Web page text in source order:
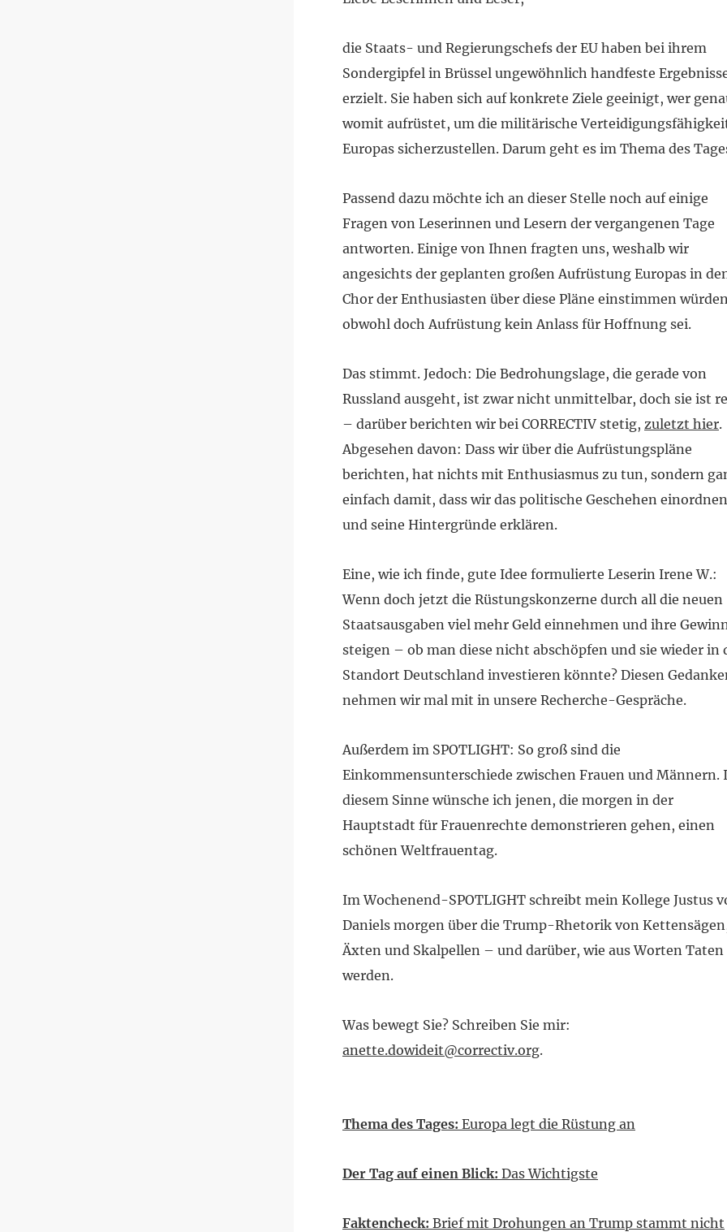
die Staats- und Regierungschefs der EU haben bei ihrem
Sondergipfel in Brüssel ungewöhnlich handfeste
erzielt. Sie haben sich auf konkrete Ziele geeinigt, wer
womit aufrüstet, um die militärische
Europas sicherzustellen. Darum geht es im Thema des
Passend dazu möchte ich an dieser Stelle noch auf einige
Fragen von Leserinnen und Lesern der vergangenen Tage
antworten. Einige von Ihnen fragten uns, weshalb wir
angesichts der geplanten großen Aufrüstung Europas in
Chor der Enthusiasten über diese Pläne einstimmen
obwohl doch Aufrüstung kein Anlass für Hoffnung sei.
Das stimmt. Jedoch: Die Bedrohungslage, die gerade von
Russland ausgeht, ist zwar nicht unmittelbar, doch sie ist
– darüber berichten wir bei CORRECTIV stetig, zuletzt hier.
Abgesehen davon: Dass wir über die Aufrüstungspläne
berichten, hat nichts mit Enthusiasmus zu tun, sondern
einfach damit, dass wir das politische Geschehen einordnen
und seine Hintergründe erklären.
Eine, wie ich finde, gute Idee formulierte Leserin Irene W.:
Wenn doch jetzt die Rüstungskonzerne durch all die neuen
Staatsausgaben viel mehr Geld einnehmen und ihre
steigen – ob man diese nicht abschöpfen und sie wieder in
Standort Deutschland investieren könnte? Diesen
nehmen wir mal mit in unsere Recherche-Gespräche.
Außerdem im SPOTLIGHT: So groß sind die
Einkommensunterschiede zwischen Frauen und Männern.
diesem Sinne wünsche ich jenen, die morgen in der
Hauptstadt für Frauenrechte demonstrieren gehen, einen
schönen Weltfrauentag.
Im Wochenend-SPOTLIGHT schreibt mein Kollege Justus
Daniels morgen über die Trump-Rhetorik von
Äxten und Skalpellen – und darüber, wie aus Worten Taten
werden.
Was bewegt Sie? Schreiben Sie mir:
anette.dowideit@correctiv.org.
Thema des Tages: Europa legt die Rüstung an
Der Tag auf einen Blick: Das Wichtigste
Faktencheck: Brief mit Drohungen an Trump stammt nicht